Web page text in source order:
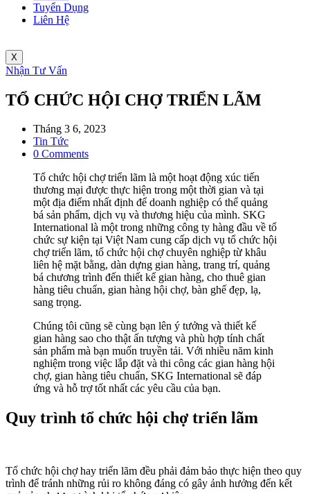
Tuyển Dụng
Liên Hệ
X
Nhận Tư Vấn
TỔ CHỨC HỘI CHỢ TRIỂN LÃM
Post
published:
Tháng 3 6, 2023
Post
category:
Tin Tức
Post
0 Comments
Tổ chức hội chợ triển lãm là một hoạt động xúc tiến
thương mại được thực hiện trong một thời gian và tại
một địa điểm nhất định để doanh nghiệp có thể quảng
bá sản phẩm, dịch vụ và thương hiệu của mình. SKG
International là một trong những công ty hàng đầu về tổ
chức sự kiện tại Việt Nam cung cấp dịch vụ tổ chức hội
chợ triển lãm, tổ chức hội chợ chuyên nghiệp từ khâu
liên hệ mặt bằng, dàn dựng gian hàng, trang trí, quảng
bá chương trình đến thiết kế gian hàng, cho thuê gian
hàng tiêu chuẩn, gian hàng hội chợ, bàn ghế đẹp, lạ,
sang trọng.
Chúng tôi cũng sẽ cùng bạn lên ý tưởng và thiết kế
gian hàng sao cho thật ấn tượng và phù hợp tính chất
sản phẩm mà bạn muốn truyền tải. Với nhiều năm kinh
nghiệm trong việc lắp đặt và thi công các gian hàng hội
chợ, gian hàng tiêu chuẩn, SKG International sẽ đáp
ứng và hỗ trợ tốt nhất các yêu cầu của bạn.
Quy trình tổ chức hội chợ triển lãm
Tổ chức hội chợ hay triển lãm đều phải đảm bảo thực hiện theo quy
trình để tránh những rủi ro không đáng có gây ảnh hưởng đến kết